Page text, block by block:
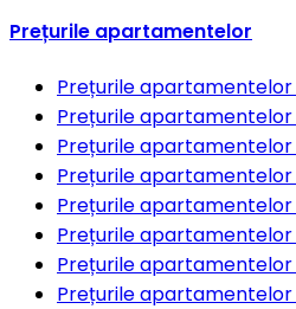
Prețurile apartamentelor
Prețurile apartamentelor
Prețurile apartamentelor
Prețurile apartamentelor
Prețurile apartamentelor
Prețurile apartamentelor
Prețurile apartamentelor
Prețurile apartamentelor
Prețurile apartamentelor